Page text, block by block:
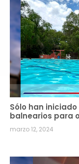
Sólo han
balnearios para
marzo 12, 2024